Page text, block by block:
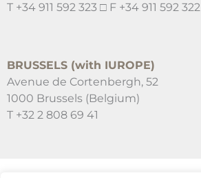
T +34 911 592 323 □ F +34 911 592 322
BRUSSELS (with IUROPE)
Avenue de Cortenbergh, 52
1000 Brussels (Belgium)
T +32 2 808 69 41